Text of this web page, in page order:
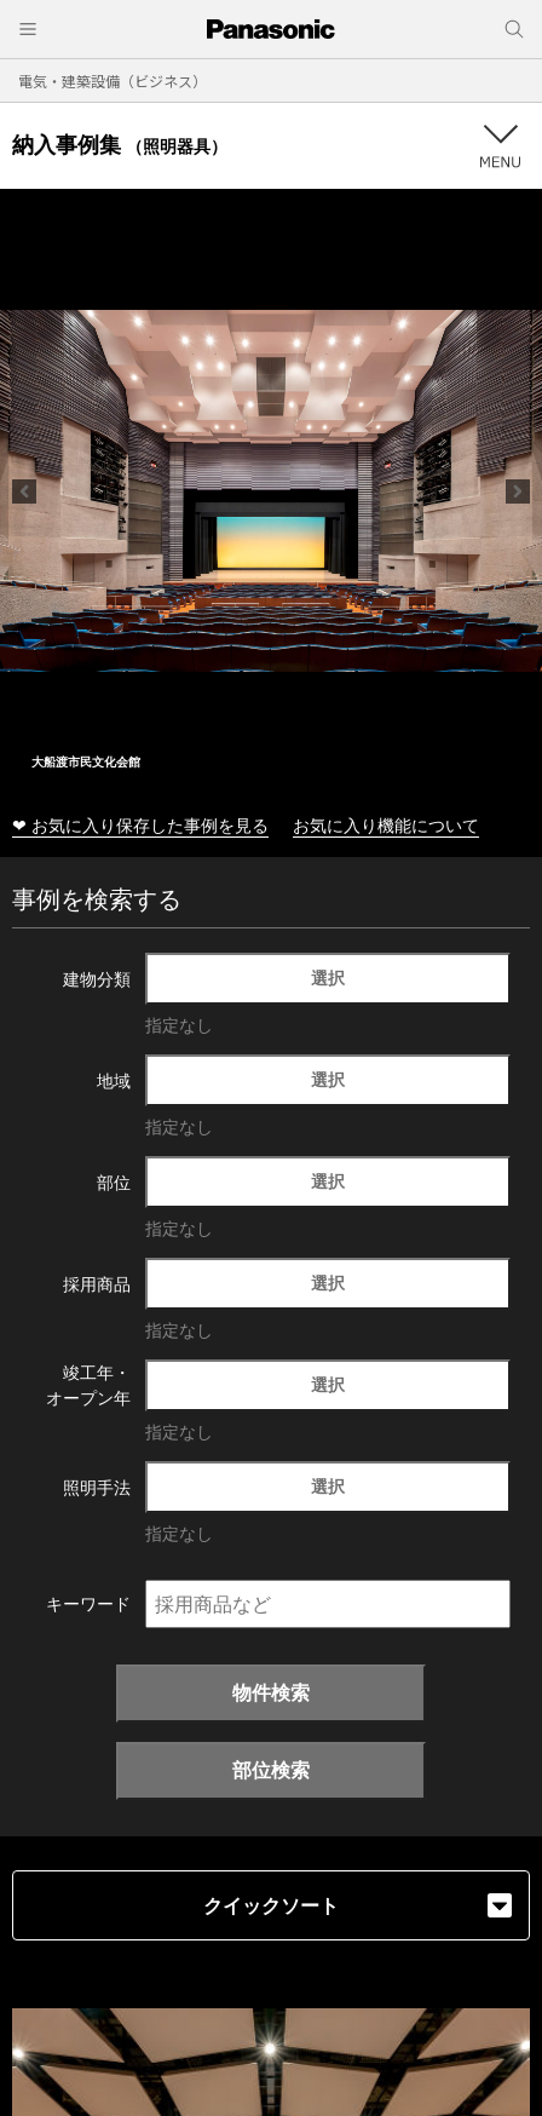
電気・建築設備（ビジネス）
納入事例集 （照明器具）
大船渡市民文化会館
❤ お気に入り保存した事例を見る お気に入り機能について
事例を検索する
建物分類 選択
指定なし
地域 選択
指定なし
部位 選択
指定なし
採用商品 選択
指定なし
竣工年・
オープン年
選択
指定なし
照明手法 選択
指定なし
キーワード
物件検索
部位検索
クイックソート